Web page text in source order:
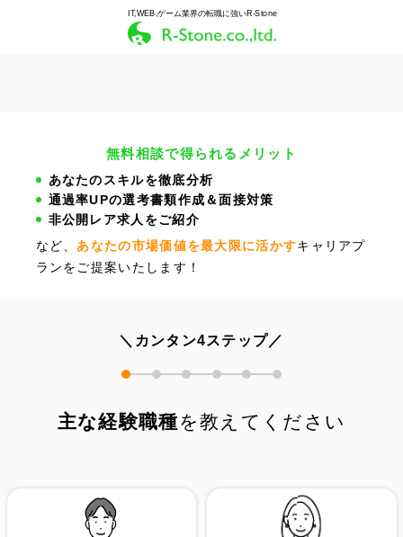
IT,WEB,ゲーム業界の転職に強いR-Stone
無料相談で得られるメリット
あなたのスキルを徹底分析
通過率UPの選考書類作成＆面接対策
非公開レア求人をご紹介
など、 あなたの市場価値を最大限に活かすキャリアプ
ランをご提案いたします！
＼カンタン4ステップ／
主な経験職種を教えてください